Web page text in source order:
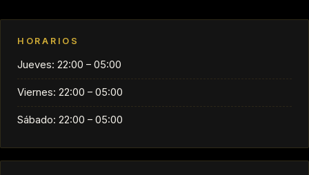
HORARIOS
Jueves: 22:00 – 05:00
Viernes: 22:00 – 05:00
Sábado: 22:00 – 05:00